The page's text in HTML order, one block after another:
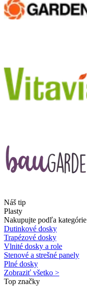
Náš tip
Plasty
Nakupujte podľa kategórie
Dutinkové dosky
Trapézové dosky
Vlnité dosky a role
Stenové a strešné panely
Plné dosky
Zobraziť všetko >
Top značky